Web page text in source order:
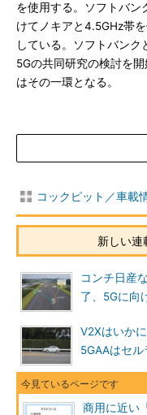
を使用する。ソフトバン
けてノキアと4.5GHz帯
している。ソフトバンク
5Gの共同研究の検討を
はその一環となる。
コックピット／車載
新しい連
コンチ日産
了、5Gに向
V2Xはいか
5GAAはセ
商用に近い